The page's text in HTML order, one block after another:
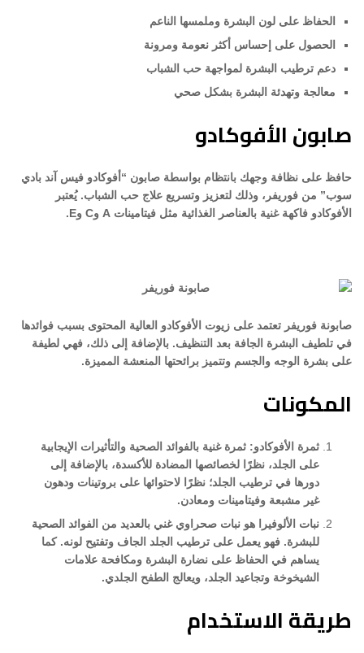
الحفاظ على لون البشرة وملمسها الناعم
الحصول على إحساس أكثر نعومة ومرونة
دعم ترطيب البشرة لمواجهة حب الشباب
معالجة وتهدئة البشرة بشكل صحي
صابون الأفوكادو
حافظ على نظافة وجهك بانتظام بواسطة صابون “أفوكادو فيس آند بادي
سوب” من فوريفر، وذلك لتعزيز وتسريع علاج حب الشباب. يُعتبر
الأفوكادو فاكهة غنية بالعناصر الغذائية مثل فيتامينات A وC وE.
صابونة فوريفر تعتمد على زيوت الأفوكادو العالية المحتوى بسبب فوائدها
في تلطيف البشرة الجافة بعد التنظيف. بالإضافة إلى ذلك، فهي لطيفة
على بشرة الوجه والجسم وتتميز برائحتها المنعشة المميزة.
المكونات
ثمرة الأفوكادو: ثمرة غنية بالفوائد الصحية والتأثيرات الإيجابية
على الجلد، نظرًا لخصائصها المضادة للأكسدة، بالإضافة إلى
دورها في ترطيب الجلد؛ نظرًا لاحتوائها على بروتينات ودهون
غير مشبعة وفيتامينات ومعادن.
نبات الألوفيرا هو نبات صحراوي غني بالعديد من الفوائد الصحية
للبشرة. فهو يعمل على ترطيب الجلد الجاف وتفتيح لونه. كما
يساهم في الحفاظ على نضارة البشرة ومكافحة علامات
الشيخوخة وتجاعيد الجلد، ويعالج الطفح الجلدي.
طريقة الاستخدام